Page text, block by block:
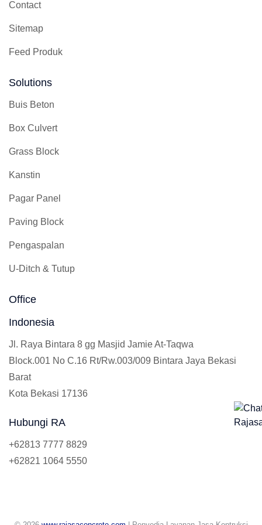
Contact
Sitemap
Feed Produk
Solutions
Buis Beton
Box Culvert
Grass Block
Kanstin
Pagar Panel
Paving Block
Pengaspalan
U-Ditch & Tutup
Office
Indonesia
Jl. Raya Bintara 8 gg Masjid Jamie At-Taqwa
Block.001 No C.16 Rt/Rw.003/009 Bintara Jaya Bekasi
Barat
Kota Bekasi 17136
Hubungi RA
+62813 7777 8829
+62821 1064 5550